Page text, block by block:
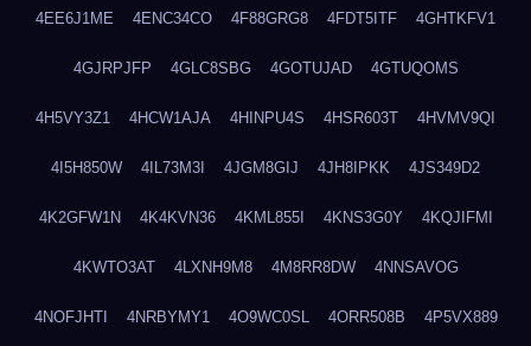
4EE6J1ME 4ENC34CO 4F88GRG8 4FDT5ITF 4GHTKFV1
4GJRPJFP 4GLC8SBG 4GOTUJAD 4GTUQOMS
4H5VY3Z1 4HCW1AJA 4HINPU4S 4HSR603T 4HVMV9QI
4I5H850W 4IL73M3I 4JGM8GIJ 4JH8IPKK 4JS349D2
4K2GFW1N 4K4KVN36 4KML855I 4KNS3G0Y 4KQJIFMI
4KWTO3AT 4LXNH9M8 4M8RR8DW 4NNSAVOG
4NOFJHTI 4NRBYMY1 4O9WC0SL 4ORR508B 4P5VX889